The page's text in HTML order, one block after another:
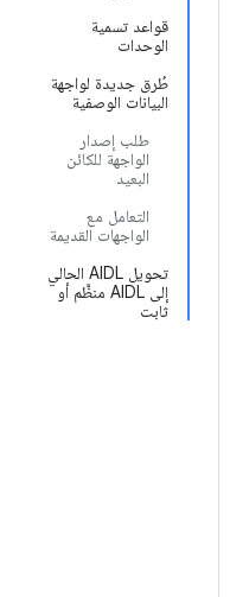
قواعد تسمية
الوحدات
طُرق جديدة لواجهة
البيانات الوصفية
طلب إصدار
الواجهة للكائن
البعيد
التعامل مع
الواجهات القديمة
تحويل AIDL الحالي
إلى AIDL منظَّم أو
ثابت